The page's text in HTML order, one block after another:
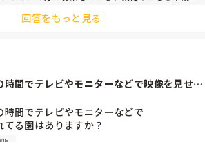
方なので、遊びのボランティアをお願いしている
正職員になると夜勤などもありますが、地域の
の親子が集まるひろばなど)を行っていたりショ
てくださったことが嬉しく長々とすみません…い
うに！
回答をもっと見る
時間でテレビやモニターなどで映像を見せた
時間でテレビやモニターなどで
る園はありますか？
の自由遊びの時とかに
児